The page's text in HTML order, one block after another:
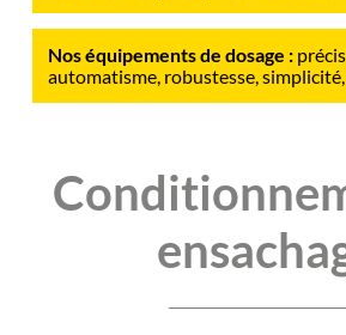
Nos équipements de dosage :
automatisme, robustesse,